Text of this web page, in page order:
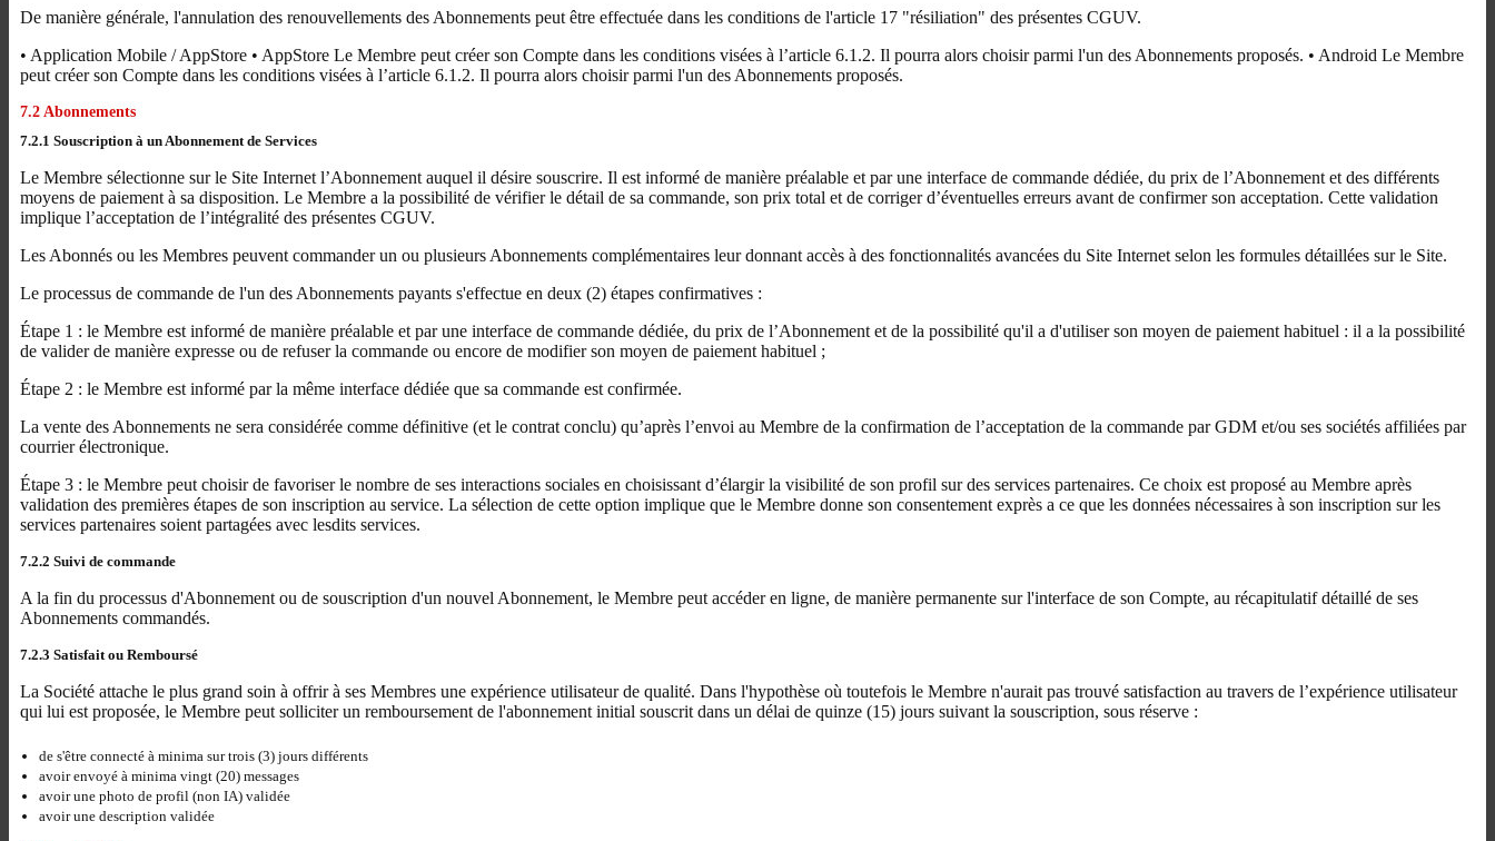
De manière générale, l'annulation des renouvellements des Abonnements peut être effectuée dans les conditions de l'article 17 "résiliation" des présentes CGUV.
• Application Mobile / AppStore • AppStore Le Membre peut créer son Compte dans les conditions visées à l’article 6.1.2. Il pourra alors choisir parmi l'un des Abonnements proposés. • Android Le Membre
peut créer son Compte dans les conditions visées à l’article 6.1.2. Il pourra alors choisir parmi l'un des Abonnements proposés.
7.2 Abonnements
7.2.1 Souscription à un Abonnement de Services
Le Membre sélectionne sur le Site Internet l’Abonnement auquel il désire souscrire. Il est informé de manière préalable et par une interface de commande dédiée, du prix de l’Abonnement et des différents
moyens de paiement à sa disposition. Le Membre a la possibilité de vérifier le détail de sa commande, son prix total et de corriger d’éventuelles erreurs avant de confirmer son acceptation. Cette validation
implique l’acceptation de l’intégralité des présentes CGUV.
Les Abonnés ou les Membres peuvent commander un ou plusieurs Abonnements complémentaires leur donnant accès à des fonctionnalités avancées du Site Internet selon les formules détaillées sur le Site.
Le processus de commande de l'un des Abonnements payants s'effectue en deux (2) étapes confirmatives :
Étape 1 : le Membre est informé de manière préalable et par une interface de commande dédiée, du prix de l’Abonnement et de la possibilité qu'il a d'utiliser son moyen de paiement habituel : il a la possibilité
de valider de manière expresse ou de refuser la commande ou encore de modifier son moyen de paiement habituel ;
Étape 2 : le Membre est informé par la même interface dédiée que sa commande est confirmée.
La vente des Abonnements ne sera considérée comme définitive (et le contrat conclu) qu’après l’envoi au Membre de la confirmation de l’acceptation de la commande par GDM et/ou ses sociétés affiliées par
courrier électronique.
Étape 3 : le Membre peut choisir de favoriser le nombre de ses interactions sociales en choisissant d’élargir la visibilité de son profil sur des services partenaires. Ce choix est proposé au Membre après
validation des premières étapes de son inscription au service. La sélection de cette option implique que le Membre donne son consentement exprès a ce que les données nécessaires à son inscription sur les
services partenaires soient partagées avec lesdits services.
7.2.2 Suivi de commande
A la fin du processus d'Abonnement ou de souscription d'un nouvel Abonnement, le Membre peut accéder en ligne, de manière permanente sur l'interface de son Compte, au récapitulatif détaillé de ses
Abonnements commandés.
7.2.3 Satisfait ou Remboursé
La Société attache le plus grand soin à offrir à ses Membres une expérience utilisateur de qualité. Dans l'hypothèse où toutefois le Membre n'aurait pas trouvé satisfaction au travers de l’expérience utilisateur
qui lui est proposée, le Membre peut solliciter un remboursement de l'abonnement initial souscrit dans un délai de quinze (15) jours suivant la souscription, sous réserve :
de s'être connecté à minima sur trois (3) jours différents
avoir envoyé à minima vingt (20) messages
avoir une photo de profil (non IA) validée
avoir une description validée